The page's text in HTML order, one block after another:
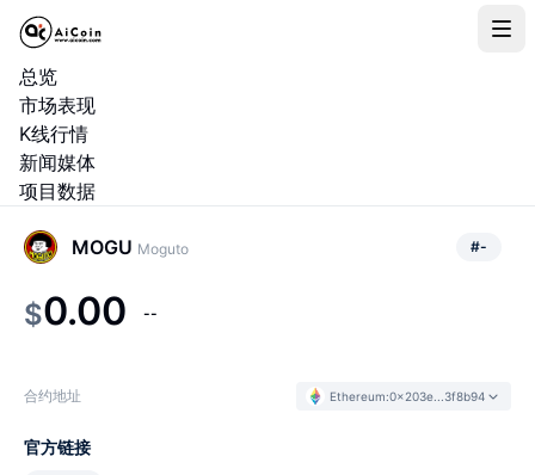
总览
市场表现
K线行情
新闻媒体
项目数据
MOGU Moguto #-
$0.00 --
合约地址 Ethereum:0x203e...3f8b94
官方链接